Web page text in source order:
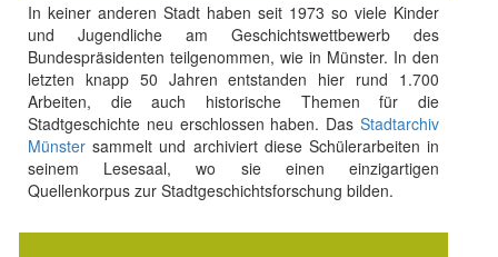
In keiner anderen Stadt haben seit 1973 so viele Kinder
und Jugendliche am Geschichtswettbewerb des
Bundespräsidenten teilgenommen, wie in Münster. In den
letzten knapp 50 Jahren entstanden hier rund 1.700
Arbeiten, die auch historische Themen für die
Stadtgeschichte neu erschlossen haben. DasStadtarchiv
Münstersammelt und archiviert diese Schülerarbeiten in
seinem Lesesaal, wo sie einen einzigartigen
Quellenkorpus zur Stadtgeschichtsforschung bilden.